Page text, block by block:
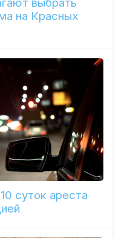
выбрать
на Красных
суток ареста